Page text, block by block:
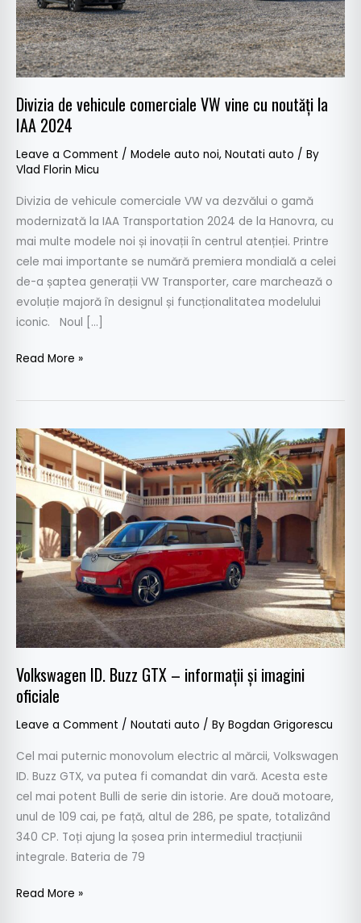
Divizia de vehicule comerciale VW vine cu noutăți la
IAA 2024
Leave a Comment / Modele auto noi, Noutati auto / By
Vlad Florin Micu
Divizia de vehicule comerciale VW va dezvălui o gamă
modernizată la IAA Transportation 2024 de la Hanovra, cu
mai multe modele noi și inovații în centrul atenției. Printre
cele mai importante se numără premiera mondială a celei
de-a șaptea generații VW Transporter, care marchează o
evoluție majoră în designul și funcționalitatea modelului
iconic. Noul […]
noutăți
la
IAA
2024
Read More »
Volkswagen ID. Buzz GTX – informații și imagini
oficiale
Leave a Comment / Noutati auto / By Bogdan Grigorescu
Cel mai puternic monovolum electric al mărcii, Volkswagen
ID. Buzz GTX, va putea fi comandat din vară. Acesta este
cel mai potent Bulli de serie din istorie. Are două motoare,
unul de 109 cai, pe față, altul de 286, pe spate, totalizând
340 CP. Toți ajung la șosea prin intermediul tracțiunii
integrale. Bateria de 79
Volkswagen
ID.
Buzz
GTX
–
informații
și
imagini
oficiale
Read More »